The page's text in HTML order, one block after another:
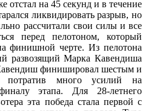
отстал на 45 секунд и в течение
ликвидировать разрыв, но
рассчитали свои силы и все
перед пелотоном, который
финишной черте. Из пелотона
развозящий Марка Кавендиша
финишировал шестым и
потратив много усилий на
этапа. Для 28-летнего
эта победа стала первой с